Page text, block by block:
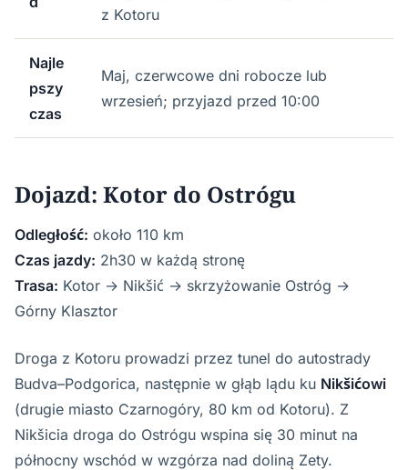
z Kotoru
Najle
pszy
czas
Maj, czerwcowe dni robocze lub
wrzesień; przyjazd przed 10:00
Dojazd: Kotor do Ostrógu
Odległość: około 110 km
Czas jazdy: 2h30 w każdą stronę
Trasa: Kotor → Nikšić → skrzyżowanie Ostróg →
Górny Klasztor
Droga z Kotoru prowadzi przez tunel do autostrady
Budva–Podgorica, następnie w głąb lądu ku Nikšićowi
(drugie miasto Czarnogóry, 80 km od Kotoru). Z
Nikšicia droga do Ostrógu wspina się 30 minut na
północny wschód w wzgórza nad doliną Zety.